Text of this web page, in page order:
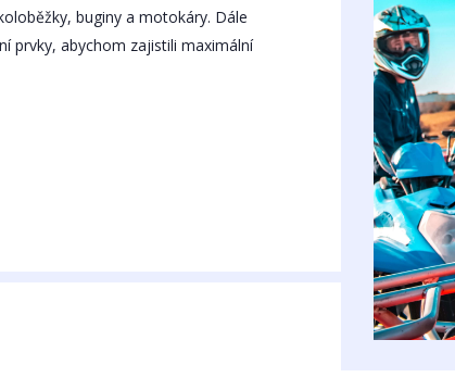
buginy a motokáry. Dále
prvky, abychom zajistili maximální